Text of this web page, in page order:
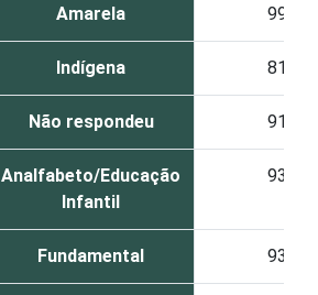
Amarela 99
Indígena 81
Não respondeu 91
Analfabeto/Educação
Infantil
93
Fundamental 93